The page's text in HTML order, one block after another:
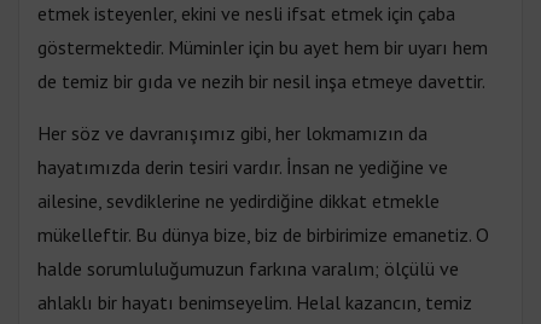
etmek isteyenler, ekini ve nesli ifsat etmek için çaba
göstermektedir. Müminler için bu ayet hem bir uyarı hem
de temiz bir gıda ve nezih bir nesil inşa etmeye davettir.
Her söz ve davranışımız gibi, her lokmamızın da
hayatımızda derin tesiri vardır. İnsan ne yediğine ve
ailesine, sevdiklerine ne yedirdiğine dikkat etmekle
mükelleftir. Bu dünya bize, biz de birbirimize emanetiz. O
halde sorumluluğumuzun farkına varalım; ölçülü ve
ahlaklı bir hayatı benimseyelim. Helal kazancın, temiz